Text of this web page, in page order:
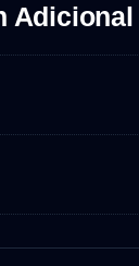
Adicional